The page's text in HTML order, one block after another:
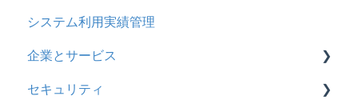
システム利用実績管理
企業とサービス
用語の定義
セキュリティ